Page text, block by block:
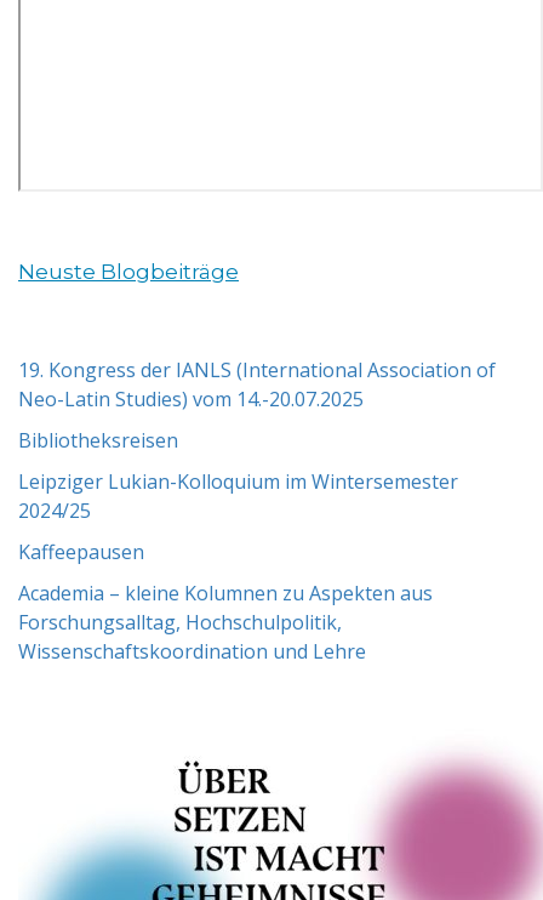
Neuste Blogbeiträge
19. Kongress der IANLS (International Association of
Neo-Latin Studies) vom 14.-20.07.2025
Bibliotheksreisen
Leipziger Lukian-Kolloquium im Wintersemester
2024/25
Kaffeepausen
Academia – kleine Kolumnen zu Aspekten aus
Forschungsalltag, Hochschulpolitik,
Wissenschaftskoordination und Lehre